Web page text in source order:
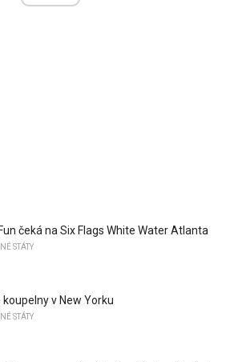
čeká na Six Flags White Water Atlanta
STÁTY
koupelny v New Yorku
STÁTY